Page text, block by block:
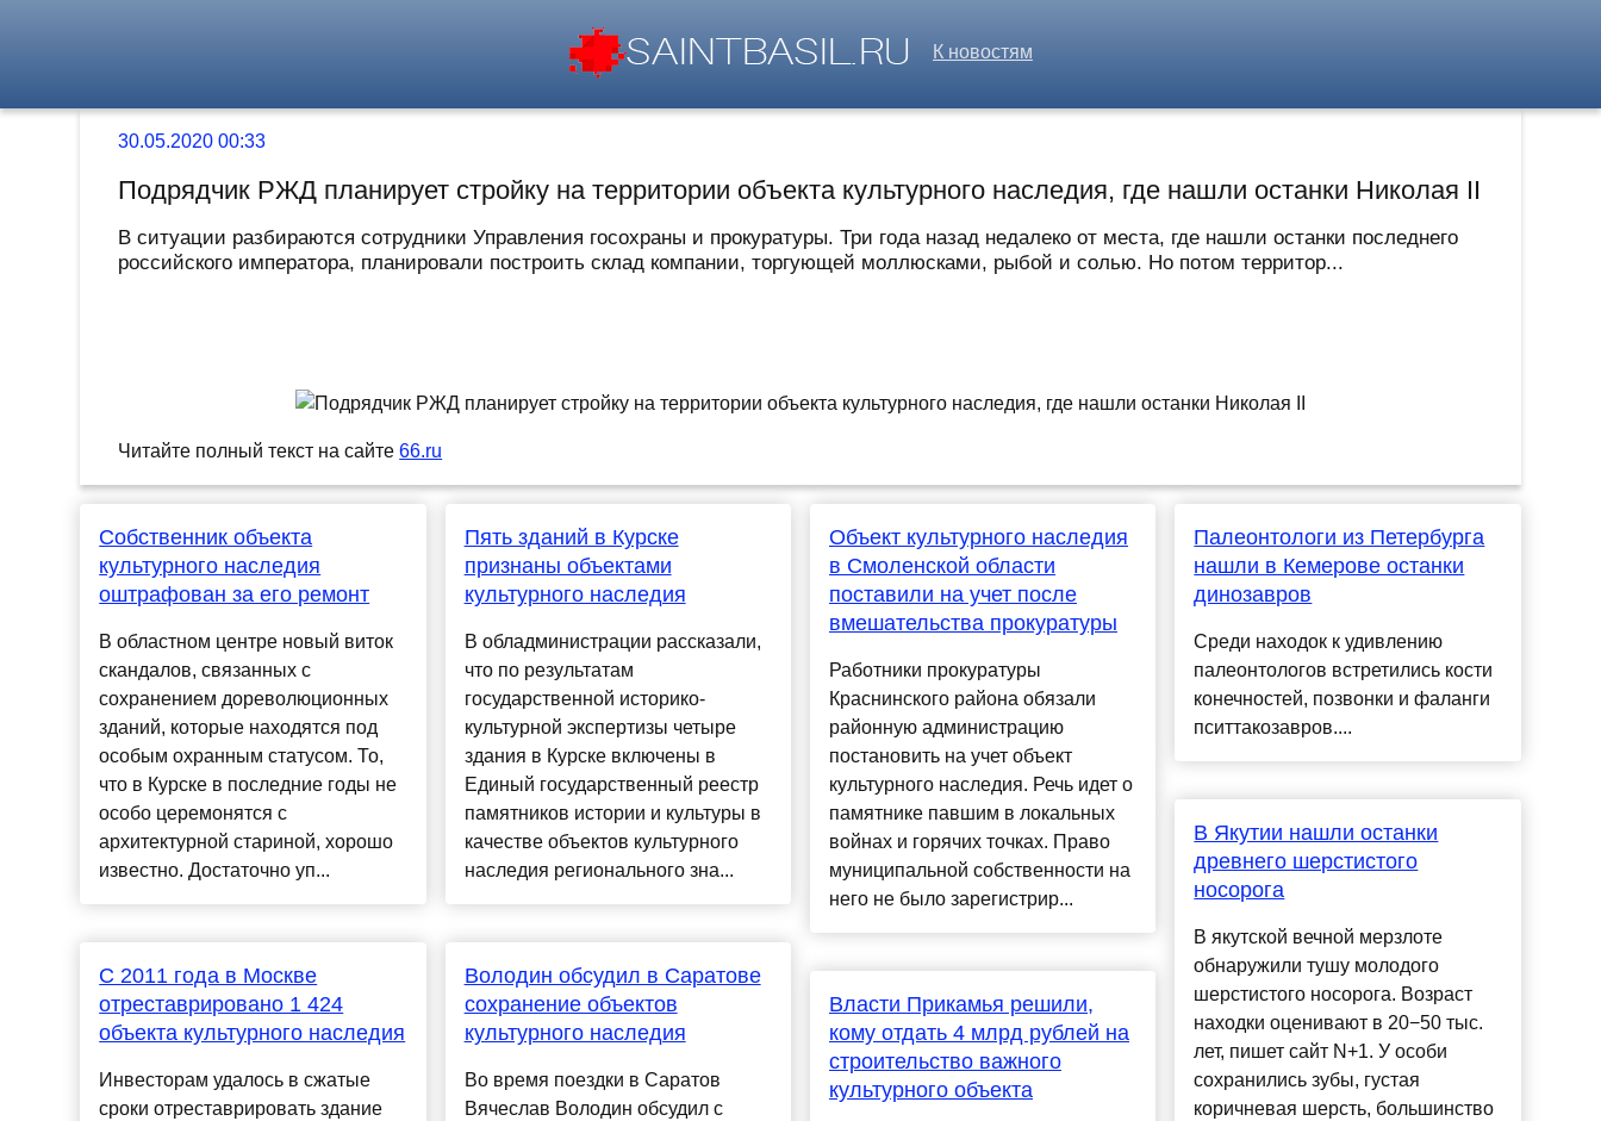
К новостям
30.05.2020 00:33
Подрядчик РЖД планирует стройку на территории объекта культурного наследия, где нашли останки Николая II
В ситуации разбираются сотрудники Управления госохраны и прокуратуры. Три года назад недалеко от места, где нашли останки последнего
российского императора, планировали построить склад компании, торгующей моллюсками, рыбой и солью. Но потом территор...
Читайте полный текст на сайте66.ru
Собственник объекта
культурного наследия
оштрафован за его ремонт
В областном центре новый виток
скандалов, связанных с
сохранением дореволюционных
зданий, которые находятся под
особым охранным статусом. То,
что в Курске в последние годы не
особо церемонятся с
архитектурной стариной, хорошо
известно. Достаточно уп...
С 2011 года в Москве
отреставрировано 1 424
объекта культурного наследия
Инвесторам удалось в сжатые
сроки отреставрировать здание
Пять зданий в Курске
признаны объектами
культурного наследия
В обладминистрации рассказали,
что по результатам
государственной историко-
культурной экспертизы четыре
здания в Курске включены в
Единый государственный реестр
памятников истории и культуры в
качестве объектов культурного
наследия регионального зна...
Володин обсудил в Саратове
сохранение объектов
культурного наследия
Во время поездки в Саратов
Вячеслав Володин обсудил с
Объект культурного наследия
в Смоленской области
поставили на учет после
вмешательства прокуратуры
Работники прокуратуры
Краснинского района обязали
районную администрацию
постановить на учет объект
культурного наследия. Речь идет о
памятнике павшим в локальных
войнах и горячих точках. Право
муниципальной собственности на
него не было зарегистрир...
Власти Прикамья решили,
кому отдать 4 млрд рублей на
строительство важного
культурного объекта
Палеонтологи из Петербурга
нашли в Кемерове останки
динозавров
Среди находок к удивлению
палеонтологов встретились кости
конечностей, позвонки и фаланги
пситтакозавров....
В Якутии нашли останки
древнего шерстистого
носорога
В якутской вечной мерзлоте
обнаружили тушу молодого
шерстистого носорога. Возраст
находки оценивают в 20−50 тыс.
лет, пишет сайт N+1. У особи
сохранились зубы, густая
коричневая шерсть, большинство